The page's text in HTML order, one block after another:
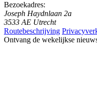
Bezoekadres:
Joseph Haydnlaan 2a
3533 AE Utrecht
Routebeschrijving
Ontvang de wekelijkse